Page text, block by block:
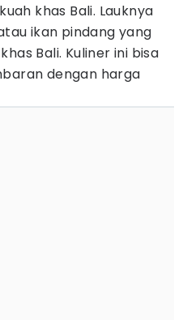
khas Bali. Lauknya
ikan pindang yang
Bali. Kuliner ini bisa
dengan harga